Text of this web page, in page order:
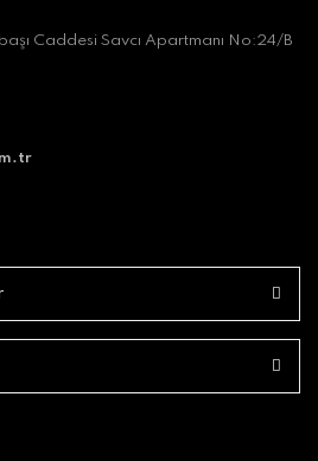
Caddesi Savcı Apartmanı No:24/B